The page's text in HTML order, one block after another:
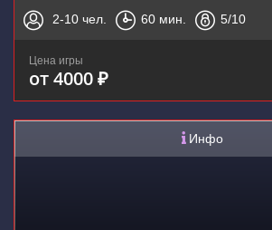
2-10 чел. 60 мин. 5/10
Цена игры
от 4000 ₽
Инфо